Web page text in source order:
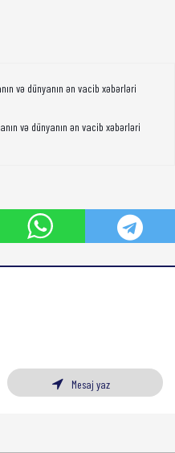
və dünyanın ən vacib xəbərləri
və dünyanın ən vacib xəbərləri
Mesaj yaz